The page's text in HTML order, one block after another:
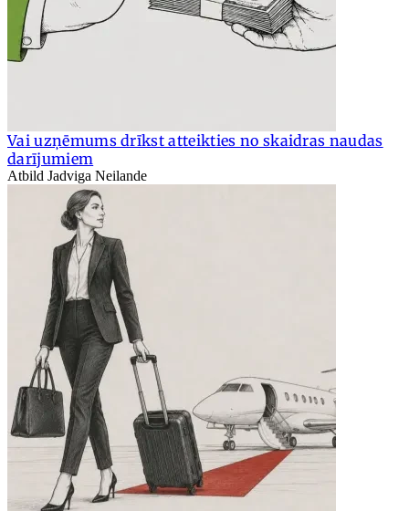
Vai uzņēmums drīkst atteikties no skaidras naudas
darījumiem
Atbild Jadviga Neilande